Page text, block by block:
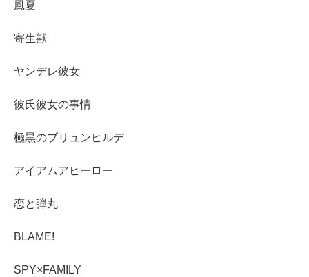
風夏
寄生獣
ヤンデレ彼女
彼氏彼女の事情
極黒のブリュンヒルデ
アイアムアヒーロー
恋と弾丸
BLAME!
SPY×FAMILY